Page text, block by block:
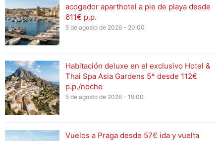
acogedor aparthotel a pie de playa desde
611€ p.p.
5 de agosto de 2026 - 20:00
Habitación deluxe en el exclusivo Hotel &
Thai Spa Asia Gardens 5* desde 112€
p.p./noche
5 de agosto de 2026 - 19:00
Vuelos a Praga desde 57€ ida y vuelta